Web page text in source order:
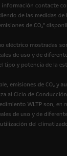
contacte
de las medidas
de CO₂"
eléctrico mostradas
de uso y de
tipo y potencia de la
emisiones de CO₂ y
al Ciclo de
WLTP son,
de uso y de
del